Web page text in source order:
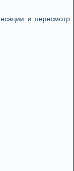
и пересмотр